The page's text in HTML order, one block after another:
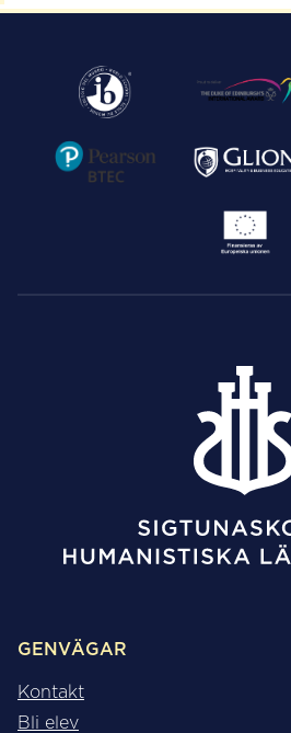
GENVÄGAR
Kontakt
Bli elev